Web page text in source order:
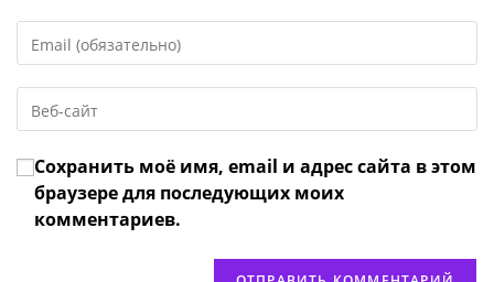
или
имя
чтобы
прокомментировать
свой
адрес,
чтобы
URL
веб-
сайта
(необязательно)
Сохранить моё имя, email и адрес сайта в этом
браузере для последующих моих
комментариев.